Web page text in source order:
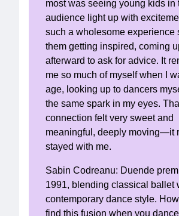
most was seeing young kids in
audience light up with
such a wholesome experience
them getting inspired, coming
afterward to ask for advice. It
me so much of myself when I
age, looking up to dancers
the same spark in my eyes.
connection felt very sweet and
meaningful, deeply moving—it
stayed with me.
Sabin Codreanu: Duende
1991, blending classical ballet
contemporary dance style.
find this fusion when you